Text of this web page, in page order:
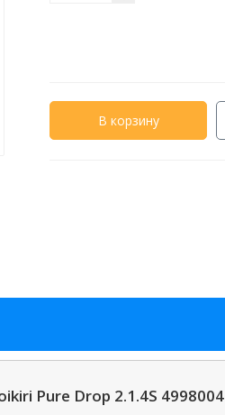
В корзину
Pure Drop 2.1.4S 4998004